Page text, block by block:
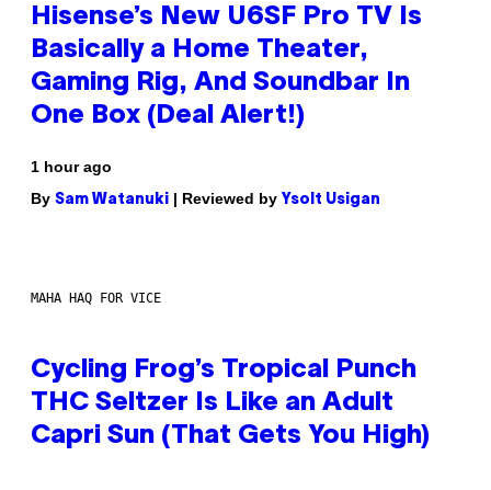
Hisense’s New U6SF Pro TV Is
Basically a Home Theater,
Gaming Rig, And Soundbar In
One Box (Deal Alert!)
1 hour ago
By Sam Watanuki | Reviewed by Ysolt Usigan
MAHA HAQ FOR VICE
Cycling Frog’s Tropical Punch
THC Seltzer Is Like an Adult
Capri Sun (That Gets You High)